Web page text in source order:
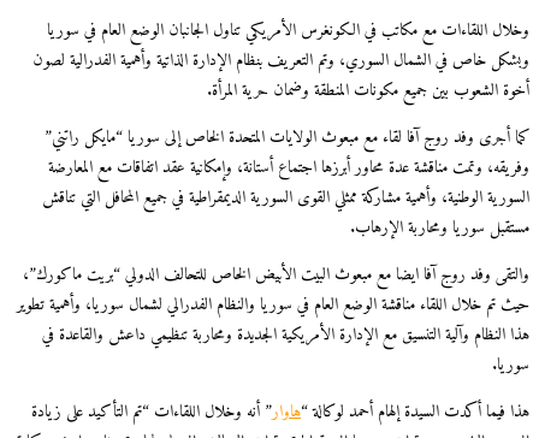
وخلال اللقاءات مع مكاتب في الكونغرس الأمريكي تناول الجانبان الوضع العام في سوريا
وبشكل خاص في الشمال السوري، وتم التعريف بنظام الإدارة الذاتية وأهمية الفدرالية لصون
أخوة الشعوب بين جميع مكونات المنطقة وضمان حرية المرأة.
كما أجرى وفد روج آفا لقاء مع مبعوث الولايات المتحدة الخاص إلى سوريا “مايكل راتني”
وفريقه، وتمت مناقشة عدة محاور أبرزها اجتماع أستانة، وإمكانية عقد اتفاقات مع المعارضة
السورية الوطنية، وأهمية مشاركة ممثلي القوى السورية الديمقراطية في جميع المحافل التي تناقش
مستقبل سوريا ومحاربة الإرهاب.
والتقى وفد روج آفا ايضا مع مبعوث البيت الأبيض الخاص للتحالف الدولي “بريت ماكورك”،
حيث تم خلال اللقاء مناقشة الوضع العام في سوريا والنظام الفدرالي لشمال سوريا، وأهمية تطوير
هذا النظام وآلية التنسيق مع الإدارة الأمريكية الجديدة ومحاربة تنظيمي داعش والقاعدة في
سوريا.
هذا فيما أكدت السيدة إلهام أحمد لوكالة “هاوار” أنه وخلال اللقاءات “تم التأكيد على زيادة